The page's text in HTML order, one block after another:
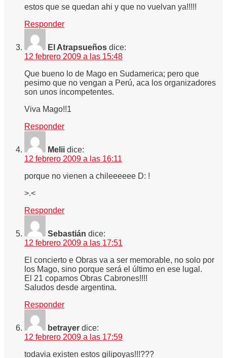
estos que se quedan ahi y que no vuelvan ya!!!!!
Responder
El Atrapsueños dice:
12 febrero 2009 a las 15:48
Que bueno lo de Mago en Sudamerica; pero que
pesimo que no vengan a Perú, aca los organizadores
son unos incompetentes.
Viva Mago!!1
Responder
Melii dice:
12 febrero 2009 a las 16:11
porque no vienen a chileeeeee D: !
>.<
Responder
Sebastián dice:
12 febrero 2009 a las 17:51
El concierto e Obras va a ser memorable, no solo por
los Mago, sino porque será el último en ese lugal.
El 21 copamos Obras Cabrones!!!!
Saludos desde argentina.
Responder
betrayer dice:
12 febrero 2009 a las 17:59
todavia existen estos gilipoyas!!!???